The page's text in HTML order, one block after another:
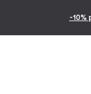
-10%